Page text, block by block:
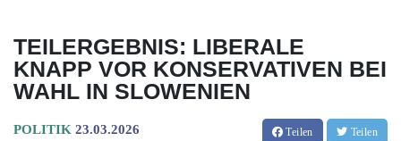
TEILERGEBNIS: LIBERALE
KNAPP VOR KONSERVATIVEN BEI
WAHL IN SLOWENIEN
POLITIK 23.03.2026 Teilen Teilen